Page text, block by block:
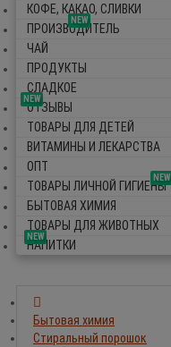
КОФЕ, КАКАО, СЛИВКИ
NEW
ПРОИЗВОДИТЕЛЬ
ЧАЙ
ПРОДУКТЫ
СЛАДКОЕ
NEW
ОТЗЫВЫ
ТОВАРЫ ДЛЯ ДЕТЕЙ
ВИТАМИНЫ И ЛЕКАРСТВА
ОПТ
NEW
ТОВАРЫ ЛИЧНОЙ ГИГИЕНЫ
БЫТОВАЯ ХИМИЯ
ТОВАРЫ ДЛЯ ЖИВОТНЫХ
NEW
НАПИТКИ
Бытовая химия
Стиральный порошок